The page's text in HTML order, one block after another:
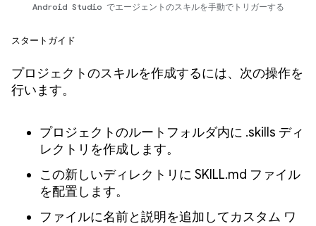
Android Studio でエージェントのスキルを手動でトリガーする
スタートガイド
プロジェクトのスキルを作成するには、次の操作を
行います。
プロジェクトのルートフォルダ内に .skills ディ
レクトリを作成します。
この新しいディレクトリに SKILL.md ファイル
を配置します。
ファイルに名前と説明を追加してカスタム ワ